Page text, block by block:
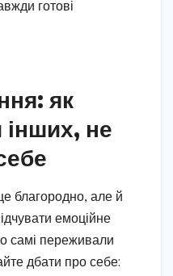
готові
як
інших, не
благородно, але й
емоційне
самі переживали
дбати про себе: